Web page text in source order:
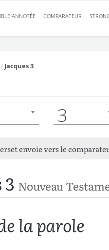
ANNOTÉE COMPARATEUR
/ Jacques 3
3
envoie vers le
Nouveau
la parole